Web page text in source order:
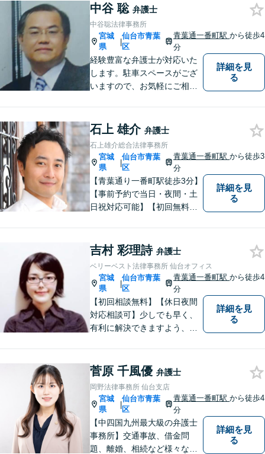
料請求／親権・養育費【労働
問題】マタハラなど女性特有
のトラブルに迅速に対応【初
回相談無料】
中谷 聡 弁護士
中谷聡法律事務所
宮城
県
|
仙台市青葉
区
青葉通一番町駅から徒歩4
分
経験豊富な弁護士が対応いた
します。駐車スペースがござ
いますので、お気軽にご相談
詳細を見
る
石上 雄介 弁護士
石上雄介総合法律事務所
宮城
県
|
仙台市青葉
区
青葉通一番町駅から徒歩3
分
【青葉通り一番町駅徒歩3分】
【事前予約で当日・夜間・土
日祝対応可能】【初回無料相
詳細を見
る
吉村 彩理詩 弁護士
ベリーベスト法律事務所 仙台オフィス
宮城
県
|
仙台市青葉
区
青葉通一番町駅から徒歩4
分
【初回相談無料】【休日夜間
対応相談可】少しでも早く、
有利に解決できますよう、誠
ください。
詳細を見
る
菅原 千風優 弁護士
岡野法律事務所 仙台支店
宮城
県
|
仙台市青葉
区
青葉通一番町駅から徒歩4
分
【中四国九州最大級の弁護士
事務所】交通事故、借金問
題、離婚、相続など様々な問
詳細を見
る